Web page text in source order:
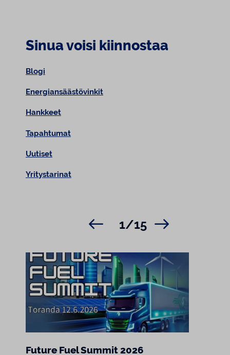
Sinua voisi kiinnostaa
Blogi
Energiansäästövinkit
Hankkeet
Tapahtumat
Uutiset
Yritystarinat
Future Fuel Summit 2026
1/15